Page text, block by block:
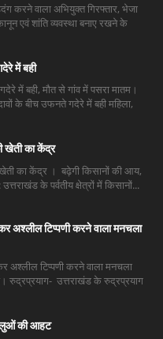
करने वाला अभियुक्त गिरफ्तार, भेजा
एवं शांति व्यवस्था बनाए रखने के
में बही
में बही, मौत से गांव में पसरा मातम।
के बीच उफनते गदेरे में बही महिला,
खेती का केंद्र
खेती का केंद्र । बढ़ेगी किसानों की आय,
के पर्वतीय क्षेत्रों में किसानों...
अश्लील टिप्पणी करने वाला मनचला
अश्लील टिप्पणी करने वाला मनचला
रुद्रप्रयाग- उत्तराखंड के रुद्रप्रयाग
की आहट